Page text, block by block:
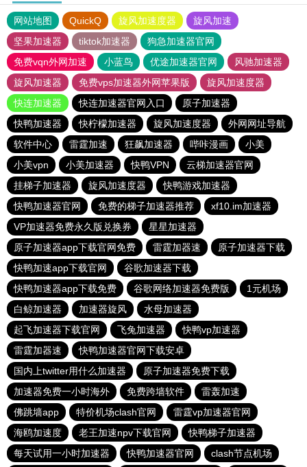
网站地图 QuickQ 旋风加速度器
旋风加速
坚果加速器
tiktok加速器
狗急加速器官网
免费vqn外网加速
小蓝鸟 优途加速器官网
风驰加速器
旋风加速器
免费vps加速器外网苹果版
旋风加速度器
快连加速器
快连加速器官网入口
原子加速器
快鸭加速器
快柠檬加速器 旋风加速度器
外网网址导航
软件中心
雷霆加速 狂飙加速器 哔咔漫画
小美
小美vpn
小美加速器 快鸭VPN
云梯加速器官网
挂梯子加速器
旋风加速度器
快鸭游戏加速器
快鸭加速器官网
免费的梯子加速器推荐
xf10.im加速器
VP加速器免费永久版兑换券
星星加速器
原子加速器app下载官网免费
雷霆加器速
原子加速器下载
快鸭加速app下载官网
谷歌加速器下载
快鸭加速器app下载免费
谷歌网络加速器免费版
1元机场
白鲸加速器
加速器旋风
水母加速器
起飞加速器下载官网
飞兔加速器
快鸭vp加速器
雷霆加器速
快鸭加速器官网下载安卓
国内上twitter用什么加速器
原子加速器免费下载
加速器免费一小时海外
免费跨墙软件
雷轰加速
佛跳墙app
特价机场clash官网
雷霆vp加速器官网
海鸥加速度
老王加速npv下载官网
快鸭梯子加速器
每天试用一小时加速器
快鸭加速器官网 clash节点机场